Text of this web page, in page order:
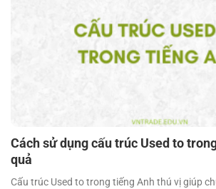
Cách sử dụng cấu trúc Used to
quả
Cấu trúc Used to trong tiếng Anh thú vị giúp